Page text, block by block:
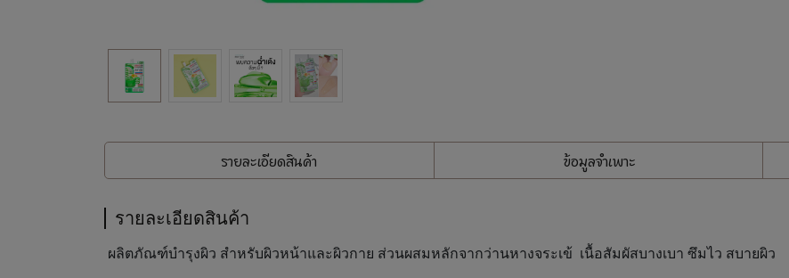
รายละเอียดสินค้า ข้อมูลจำเพาะ
รายละเอียดสินค้า
ผลิตภัณฑ์บำรุงผิว สำหรับผิวหน้าและผิวกาย ส่วนผสมหลักจากว่านหางจระเข้ เนื้อสัมผัสบางเบา ซึมไว สบายผิว